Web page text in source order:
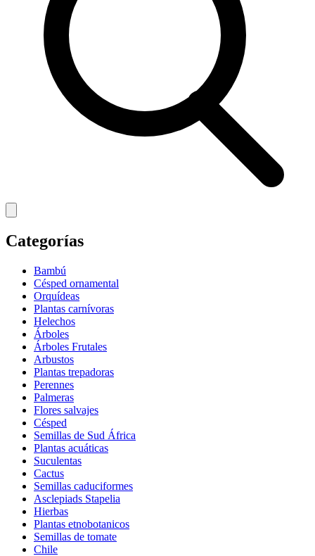
Categorías
Bambú
Césped ornamental
Orquídeas
Plantas carnívoras
Helechos
Árboles
Árboles Frutales
Arbustos
Plantas trepadoras
Perennes
Palmeras
Flores salvajes
Césped
Semillas de Sud África
Plantas acuáticas
Suculentas
Cactus
Semillas caduciformes
Asclepiads Stapelia
Hierbas
Plantas etnobotanicos
Semillas de tomate
Chile